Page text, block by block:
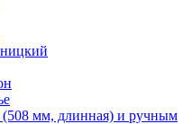
(508 мм, длинная) и ручным